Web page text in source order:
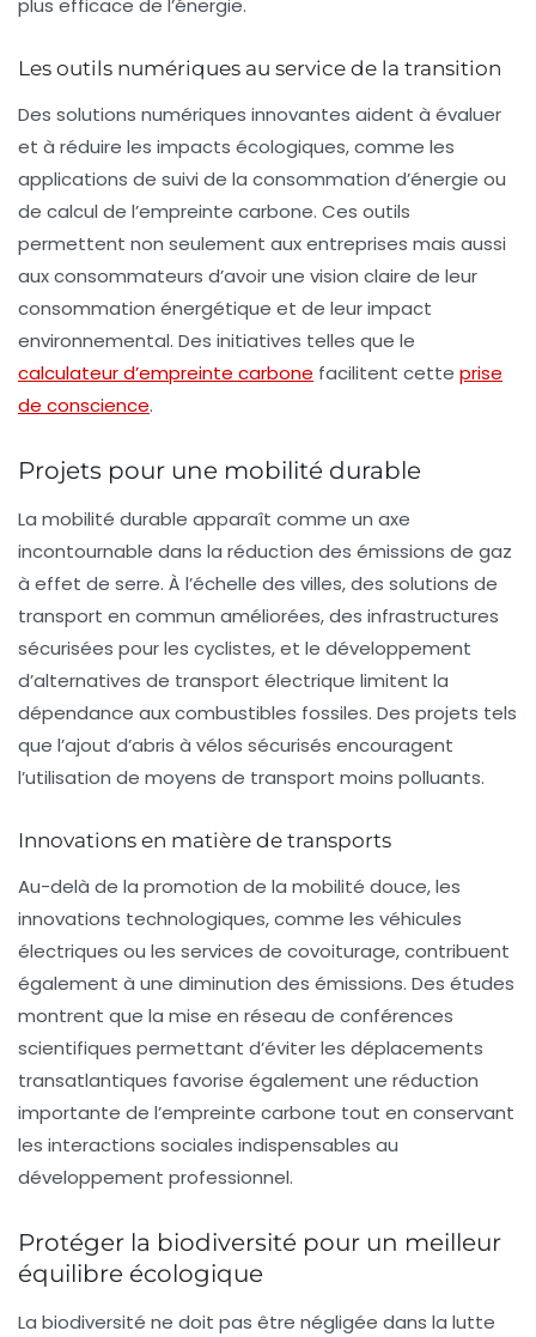
plus efficace de l’énergie.
Les outils numériques au service de la transition
Des solutions numériques innovantes aident à évaluer
et à réduire les impacts écologiques, comme les
applications de suivi de la consommation d’énergie ou
de calcul de l’empreinte carbone. Ces outils
permettent non seulement aux entreprises mais aussi
aux consommateurs d’avoir une vision claire de leur
consommation énergétique et de leur impact
environnemental. Des initiatives telles que le
calculateur d’empreinte carbone facilitent cette prise
de conscience.
Projets pour une mobilité durable
La mobilité durable apparaît comme un axe
incontournable dans la réduction des émissions de gaz
à effet de serre. À l’échelle des villes, des solutions de
transport en commun améliorées, des infrastructures
sécurisées pour les cyclistes, et le développement
d’alternatives de transport électrique limitent la
dépendance aux combustibles fossiles. Des projets tels
que l’ajout d’abris à vélos sécurisés encouragent
l’utilisation de moyens de transport moins polluants.
Innovations en matière de transports
Au-delà de la promotion de la mobilité douce, les
innovations technologiques, comme les véhicules
électriques ou les services de covoiturage, contribuent
également à une diminution des émissions. Des études
montrent que la mise en réseau de conférences
scientifiques permettant d’éviter les déplacements
transatlantiques favorise également une réduction
importante de l’empreinte carbone tout en conservant
les interactions sociales indispensables au
développement professionnel.
Protéger la biodiversité pour un meilleur
équilibre écologique
La biodiversité ne doit pas être négligée dans la lutte